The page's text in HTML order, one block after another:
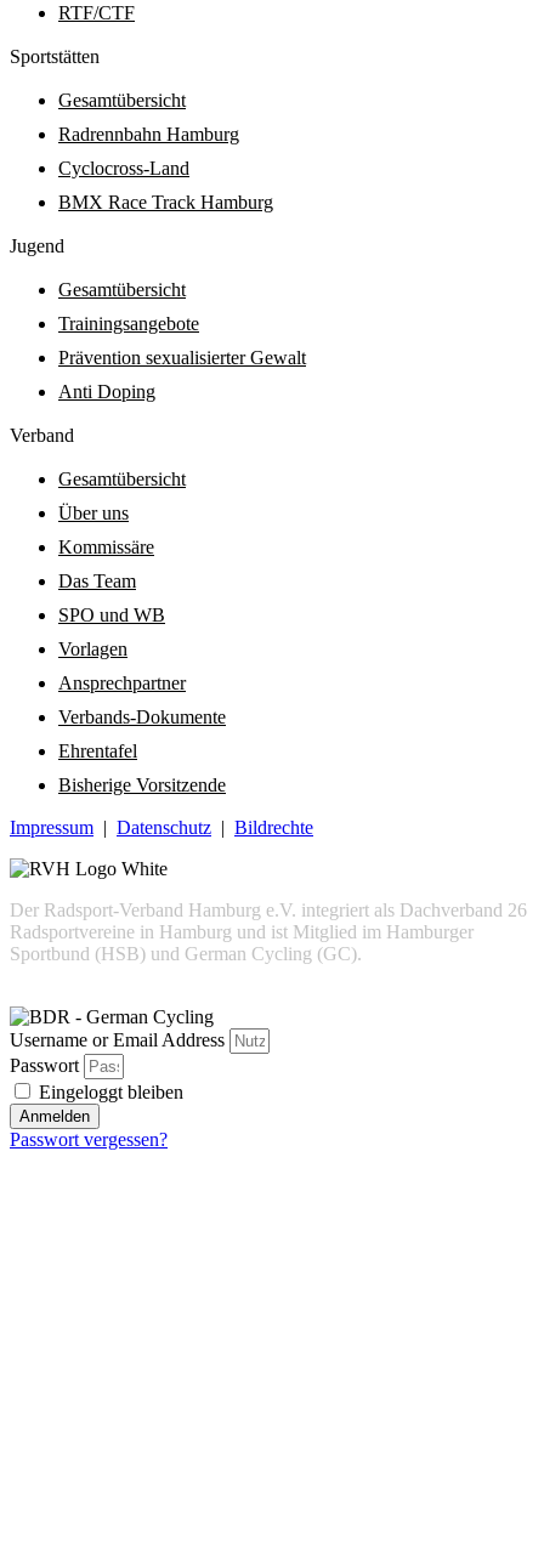
RTF/CTF
Sport­stätten
Gesamtübersicht
Radrennbahn Hamburg
Cyclocross-Land
BMX Race Track Hamburg
Jugend
Gesamtübersicht
Trainingsangebote
Prävention sexualisierter Gewalt
Anti Doping
Verband
Gesamtübersicht
Über uns
Kommissäre
Das Team
SPO und WB
Vorlagen
Ansprechpartner
Verbands-Dokumente
Ehrentafel
Bisherige Vorsitzende
Impressum | Datenschutz | Bildrechte
Der Radsport-Verband Hamburg e.V. integriert als Dachverband 26
Radsportvereine in Hamburg und ist Mitglied im Hamburger
Sportbund (HSB) und German Cycling (GC).
Username or Email Address
Passwort
Eingeloggt bleiben
Anmelden
Passwort vergessen?